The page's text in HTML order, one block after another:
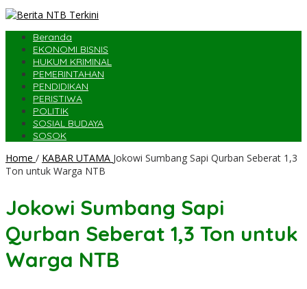
Beranda
EKONOMI BISNIS
HUKUM KRIMINAL
PEMERINTAHAN
PENDIDIKAN
PERISTIWA
POLITIK
SOSIAL BUDAYA
SOSOK
Home / KABAR UTAMA Jokowi Sumbang Sapi Qurban Seberat 1,3
Ton untuk Warga NTB
Jokowi Sumbang Sapi
Qurban Seberat 1,3 Ton untuk
Warga NTB